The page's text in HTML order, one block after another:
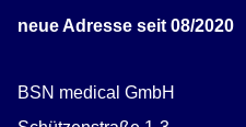
neue Adresse seit 08/2020
BSN medical GmbH